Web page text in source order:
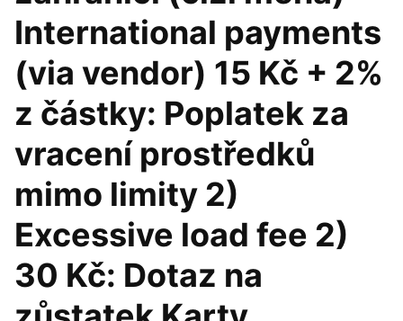
International payments
(via vendor) 15 Kč + 2%
z částky: Poplatek za
vracení prostředků
mimo limity 2)
Excessive load fee 2)
30 Kč: Dotaz na